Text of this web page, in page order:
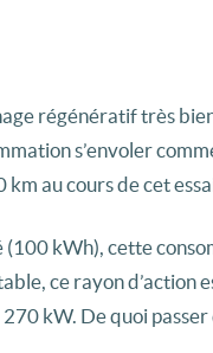
régénératif très
s’envoler
au cours de cet
kWh), cette
ce rayon d’action
kW. De quoi